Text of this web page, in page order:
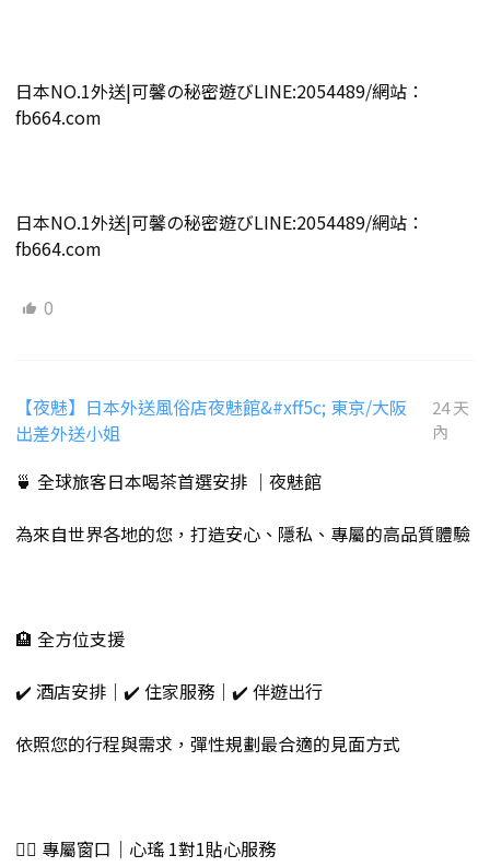
日本NO.1外送|可馨の秘密遊びLINE:2054489/網站：
fb664.com
日本NO.1外送|可馨の秘密遊びLINE:2054489/網站：
fb664.com
0
【夜魅】日本外送風俗店夜魅館&#xff5c; 東京/大阪
出差外送小姐
24 天
內
🍵 全球旅客日本喝茶首選安排 ｜夜魅館
為來自世界各地的您，打造安心、隱私、專屬的高品質體驗
🏨 全方位支援
✔️ 酒店安排｜✔️ 住家服務｜✔️ 伴遊出行
依照您的行程與需求，彈性規劃最合適的見面方式
💁‍♀️ 專屬窗口｜心瑤 1對1貼心服務